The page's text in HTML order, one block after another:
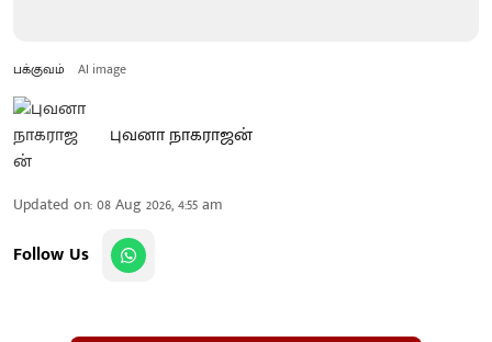
பக்குவம் AI image
புவனா நாகராஜன்
Updated on:08 Aug 2026, 4:55 am
Follow Us